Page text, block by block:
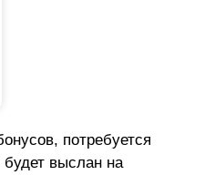
для заграждения
потребуется
выслан на